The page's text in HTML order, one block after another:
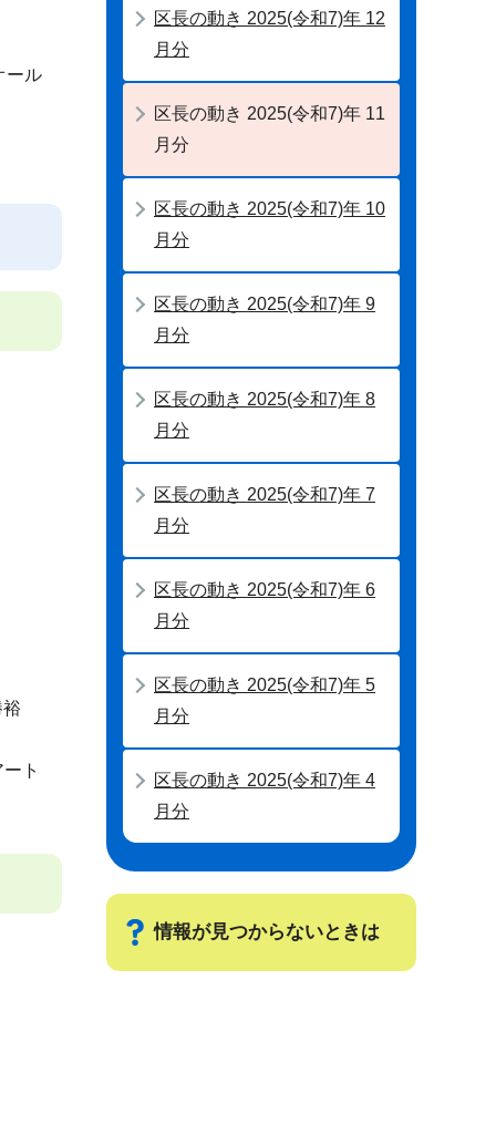
ール
ト
区長の動き 2025(令和7)年 12
月分
区長の動き 2025(令和7)年 11
月分
区長の動き 2025(令和7)年 10
月分
区長の動き 2025(令和7)年 9
月分
区長の動き 2025(令和7)年 8
月分
区長の動き 2025(令和7)年 7
月分
区長の動き 2025(令和7)年 6
月分
区長の動き 2025(令和7)年 5
月分
区長の動き 2025(令和7)年 4
月分
情報が見つからないときは